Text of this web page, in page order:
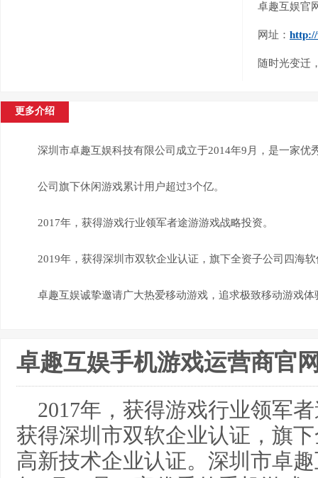
卓趣互娱官
网址：
随时光变迁
更多介绍
深圳市卓趣互娱科技有限公司成立于2014年9月，是一家
公司旗下休闲游戏累计用户超过3个亿。
2017年，获得游戏行业领军者途游游戏战略投资。
2019年，获得深圳市双软企业认证，旗下全资子公司四海
卓趣互娱诚挚邀请广大热爱移动游戏，追求极致移动游戏
卓趣互娱手机游戏运营商官
2017年，获得游戏行业领军
获得深圳市双软企业认证，旗
高新技术企业认证。深圳市卓